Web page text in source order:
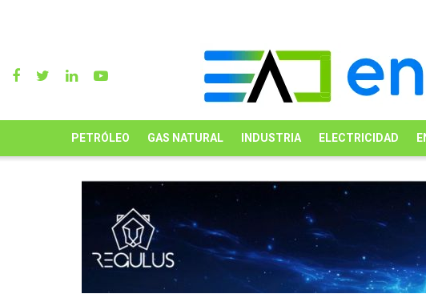
PETRÓLEO GAS NATURAL INDUSTRIA ELECTRICIDAD